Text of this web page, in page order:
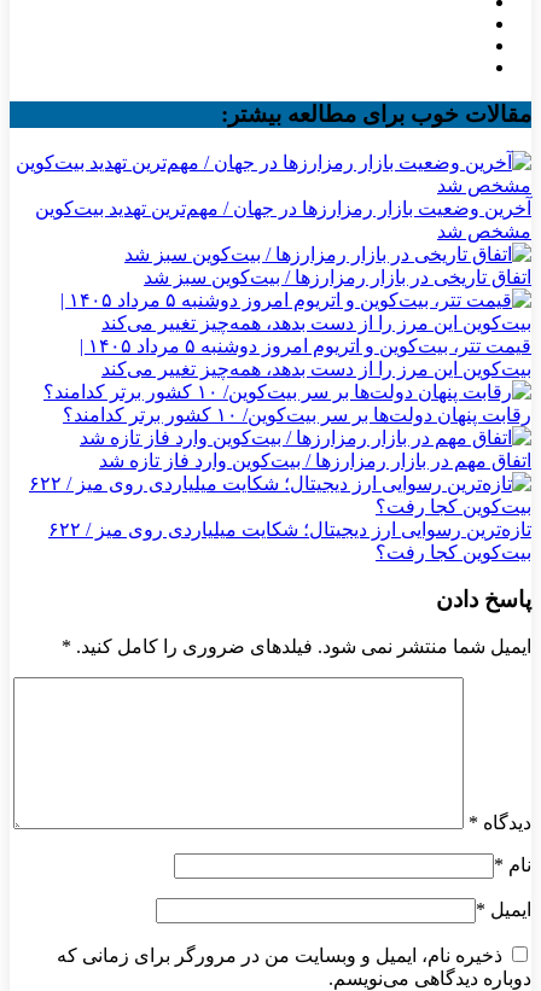
مقالات خوب برای مطالعه بیشتر:
آخرین وضعیت بازار رمزارزها در جهان / مهم‌ترین تهدید بیت‌کوین
مشخص شد
اتفاق تاریخی در بازار رمزارزها / بیت‌کوین سبز شد
قیمت تتر، بیت‌کوین و اتریوم امروز دوشنبه ۵ مرداد ۱۴۰۵ |
بیت‌کوین این مرز را از دست بدهد، همه‌چیز تغییر می‌کند
رقابت پنهان دولت‌ها بر سر بیت‌کوین/ ۱۰ کشور برتر کدامند؟
اتفاق مهم در بازار رمزارزها / بیت‌کوین وارد فاز تازه شد
تازه‌ترین رسوایی ارز دیجیتال؛ شکایت میلیاردی روی میز / ۶۲۲
بیت‌کوین کجا رفت؟
پاسخ دادن
ایمیل شما منتشر نمی شود. فیلدهای ضروری را کامل کنید. *
دیدگاه *
نام *
ایمیل *
ذخیره نام، ایمیل و وبسایت من در مرورگر برای زمانی که
دوباره دیدگاهی می‌نویسم.